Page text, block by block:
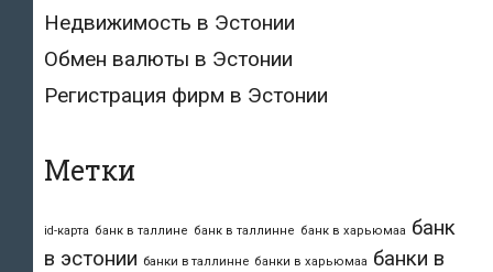
Недвижимость в Эстонии
Обмен валюты в Эстонии
Регистрация фирм в Эстонии
Метки
id-карта банк в таллине банк в таллинне банк в харьюмаа банк
в эстонии банки в таллинне банки в харьюмаа банки в